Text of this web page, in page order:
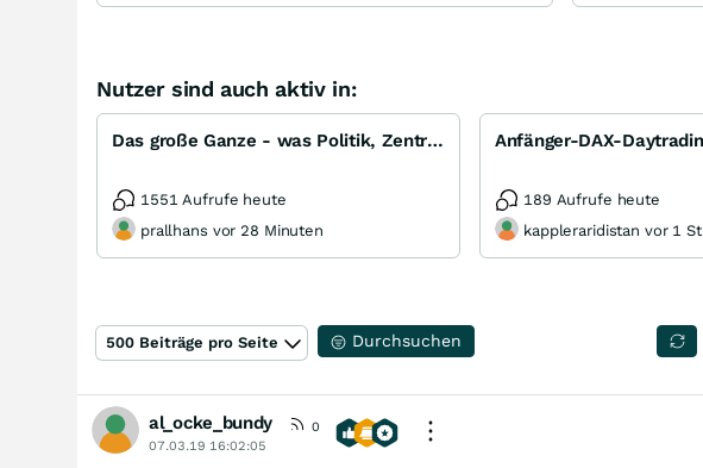
Nutzer sind auch aktiv in:
Das große Ganze - was Politik, Zentralbanken, Trends, Medien und Gesellschaft mit Aktien, Rohstoffen
1551 Aufrufe heute
prallhans vor 28 Minuten
189 Aufrufe heute
kappleraridistan vor 1
500 Beiträge pro Seite Durchsuchen
al_ocke_bundy
0
07.03.19 16:02:05